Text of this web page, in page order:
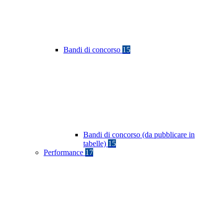
Bandi di concorso 15
Bandi di concorso (da pubblicare in
tabelle) 15
Performance 17